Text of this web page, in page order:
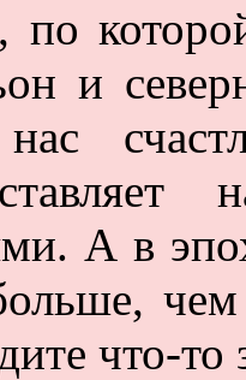
по
и
А в
что-